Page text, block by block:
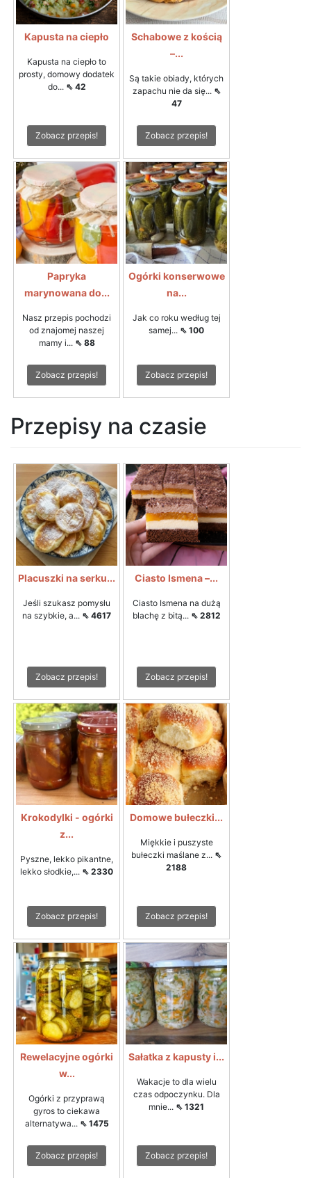
Kapusta na ciepło
Kapusta na ciepło to
prosty, domowy dodatek
do... ⇖ 42
Zobacz przepis!
Schabowe z kością
–...
Są takie obiady, których
zapachu nie da się... ⇖
47
Zobacz przepis!
Papryka
marynowana do...
Nasz przepis pochodzi
od znajomej naszej
mamy i... ⇖ 88
Zobacz przepis!
Ogórki konserwowe
na...
Jak co roku według tej
samej... ⇖ 100
Zobacz przepis!
Przepisy na czasie
Placuszki na serku...
Jeśli szukasz pomysłu
na szybkie, a... ⇖ 4617
Zobacz przepis!
Ciasto Ismena –...
Ciasto Ismena na dużą
blachę z bitą... ⇖ 2812
Zobacz przepis!
Krokodylki - ogórki
z...
Pyszne, lekko pikantne,
lekko słodkie,... ⇖ 2330
Zobacz przepis!
Domowe bułeczki...
Miękkie i puszyste
bułeczki maślane z... ⇖
2188
Zobacz przepis!
Rewelacyjne ogórki
w...
Ogórki z przyprawą
gyros to ciekawa
alternatywa... ⇖ 1475
Zobacz przepis!
Sałatka z kapusty i...
Wakacje to dla wielu
czas odpoczynku. Dla
mnie... ⇖ 1321
Zobacz przepis!